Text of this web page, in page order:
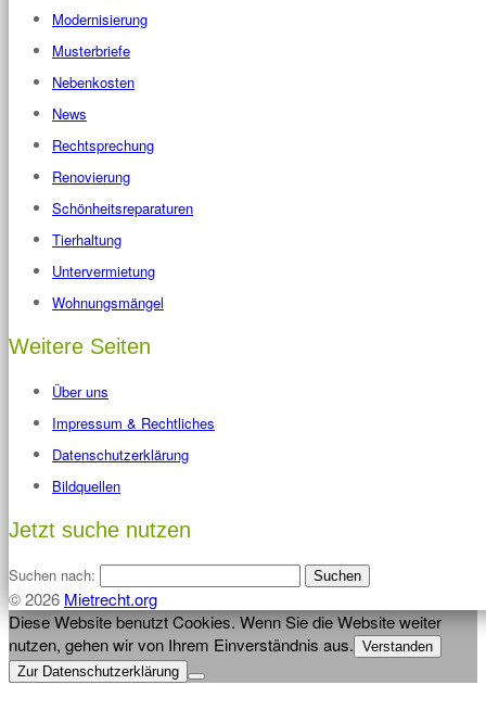
Modernisierung
Musterbriefe
Nebenkosten
News
Rechtsprechung
Renovierung
Schönheitsreparaturen
Tierhaltung
Untervermietung
Wohnungsmängel
Weitere Seiten
Über uns
Impressum & Rechtliches
Datenschutzerklärung
Bildquellen
Jetzt suche nutzen
Suchen nach:
© 2026 Mietrecht.org
Diese Website benutzt Cookies. Wenn Sie die Website weiter
nutzen, gehen wir von Ihrem Einverständnis aus. Verstanden
Zur Datenschutzerklärung